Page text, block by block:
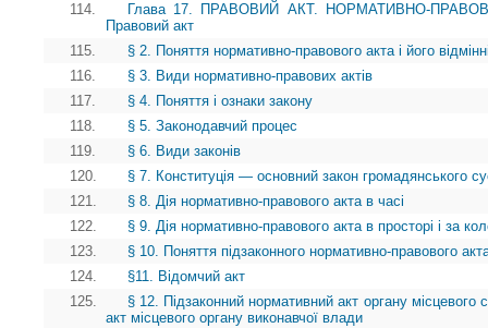
114.
Глава 17. ПРАВОВИЙ АКТ. НОРМАТИВНО-
Правовий акт
115.
§ 2. Поняття нормативно-правового акта і його
116.
§ 3. Види нормативно-правових актів
117.
§ 4. Поняття і ознаки закону
118.
§ 5. Законодавчий процес
119.
§ 6. Види законів
120.
§ 7. Конституція — основний закон громадянського
121.
§ 8. Дія нормативно-правового акта в часі
122.
§ 9. Дія нормативно-правового акта в просторі і за
123.
§ 10. Поняття підзаконного нормативно-правового
124.
§11. Відомчий акт
125.
§ 12. Підзаконний нормативний акт органу
акт місцевого органу виконавчої влади